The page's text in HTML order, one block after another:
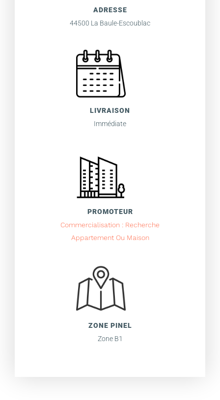
ADRESSE
44500 La Baule-Escoublac
LIVRAISON
Immédiate
PROMOTEUR
Commercialisation : Recherche
Appartement Ou Maison
ZONE PINEL
Zone B1